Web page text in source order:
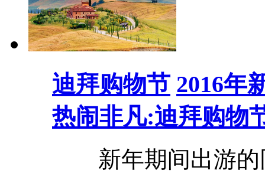
迪拜购物节 2016年
热闹非凡:迪拜购物
新年期间出游的